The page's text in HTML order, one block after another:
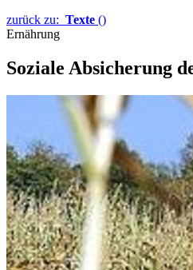
zurück zu: Texte ()
Ernährung
Soziale Absicherung